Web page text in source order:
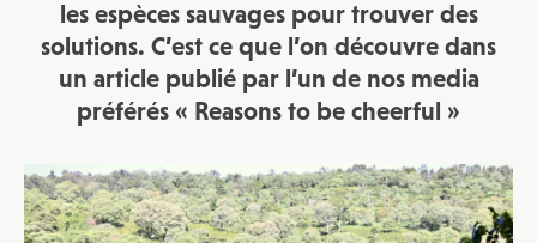
les espèces sauvages pour trouver des
solutions. C’est ce que l’on découvre dans
un article publié par l’un de nos media
préférés « Reasons to be cheerful »